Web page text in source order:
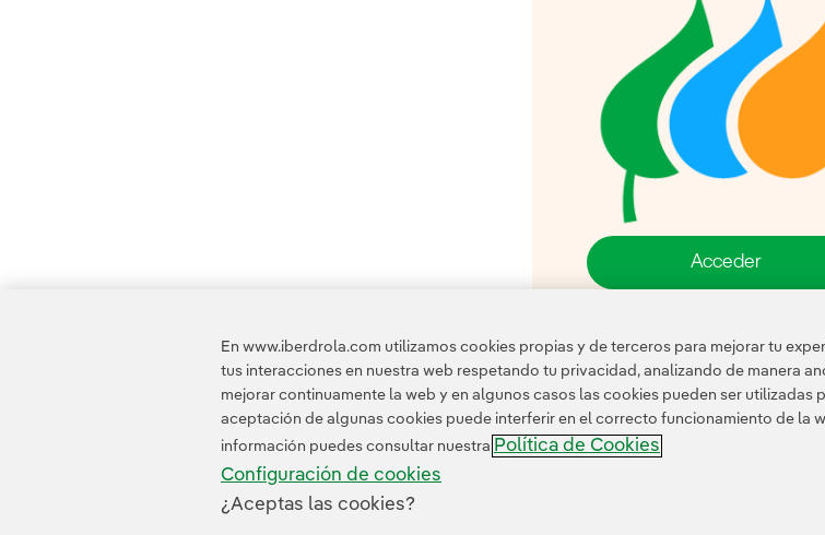
Acceder
En www.iberdrola.com utilizamos cookies propias y de terceros para mejorar tu
tus interacciones en nuestra web respetando tu privacidad, analizando de manera
mejorar continuamente la web y en algunos casos las cookies pueden ser utilizadas
aceptación de algunas cookies puede interferir en el correcto funcionamiento de la
información puedes consultar nuestra Política de Cookies
Configuración de cookies
¿Aceptas las cookies?